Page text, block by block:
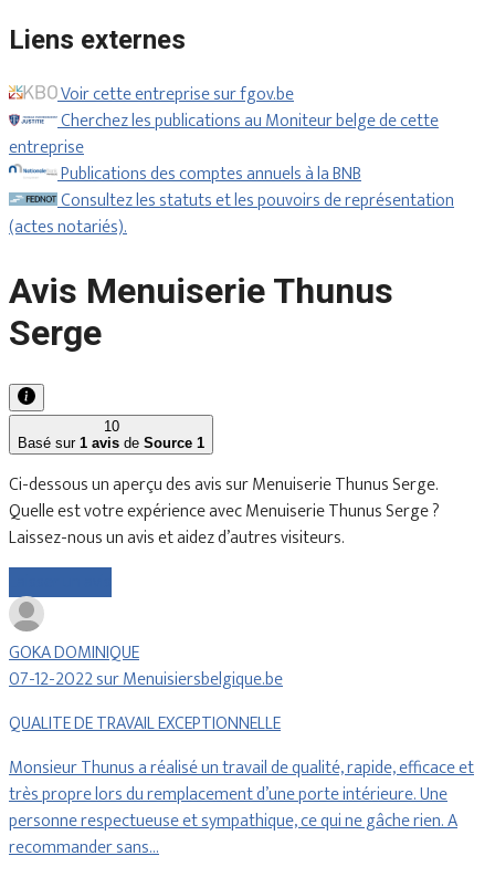
Liens externes
Voir cette entreprise sur fgov.be
Cherchez les publications au Moniteur belge de cette
entreprise
Publications des comptes annuels à la BNB
Consultez les statuts et les pouvoirs de représentation
(actes notariés).
Avis Menuiserie Thunus
Serge
10
Basé sur 1 avis de Source 1
Ci-dessous un aperçu des avis sur Menuiserie Thunus Serge.
Quelle est votre expérience avec Menuiserie Thunus Serge ?
Laissez-nous un avis et aidez d’autres visiteurs.
GOKA DOMINIQUE
07-12-2022 sur Menuisiersbelgique.be
QUALITE DE TRAVAIL EXCEPTIONNELLE
Monsieur Thunus a réalisé un travail de qualité, rapide, efficace et
très propre lors du remplacement d’une porte intérieure. Une
personne respectueuse et sympathique, ce qui ne gâche rien. A
recommander sans…